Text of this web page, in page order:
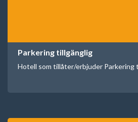
Parkering tillgänglig
Hotell som tillåter/erbjuder Parkering